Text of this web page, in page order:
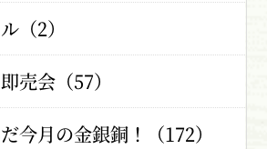
（2）
売会（57）
今月の金銀銅！（172）